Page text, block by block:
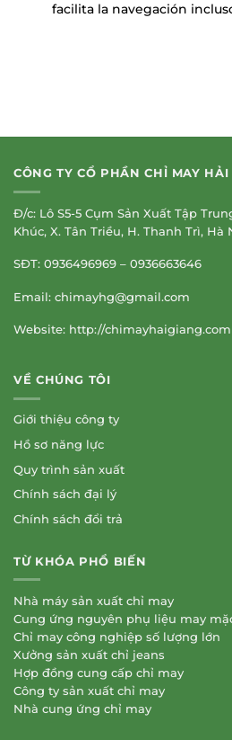
facilita la navegación
CÔNG TY CỔ PHẦN CHỈ MAY HẢI
Đ/c: Lô S5-5 Cụm Sản Xuất Tập
Khúc, X. Tân Triều, H. Thanh Trì, Hà
SĐT: 0936496969 – 0936663646
Email: chimayhg@gmail.com
Website: http://chimayhaigiang.com
VỀ CHÚNG TÔI
Giới thiệu công ty
Hồ sơ năng lực
Quy trình sản xuất
Chính sách đại lý
Chính sách đổi trả
TỪ KHÓA PHỔ BIẾN
Nhà máy sản xuất chỉ may
Cung ứng nguyên phụ liệu may
Chỉ may công nghiệp số lượng lớn
Xưởng sản xuất chỉ jeans
Hợp đồng cung cấp chỉ may
Công ty sản xuất chỉ may
Nhà cung ứng chỉ may